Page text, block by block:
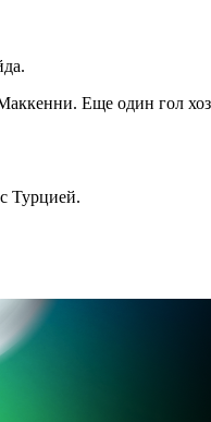
Еще один гол
Турцией.